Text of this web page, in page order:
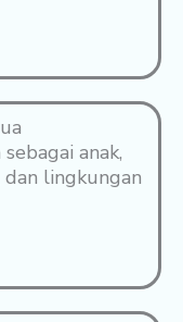
anak,
lingkungan